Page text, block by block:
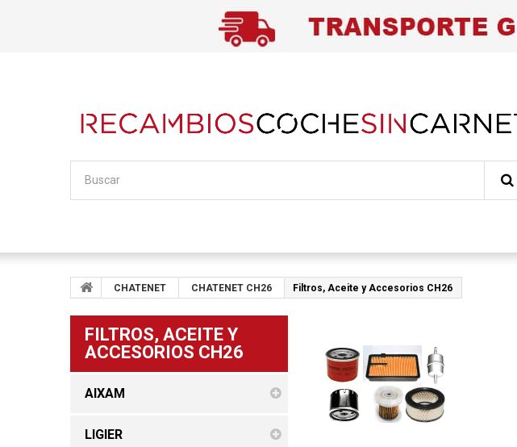
CHATENET CHATENET CH26 Filtros, Aceite y Accesorios CH26
FILTROS, ACEITE Y
ACCESORIOS CH26
AIXAM
LIGIER